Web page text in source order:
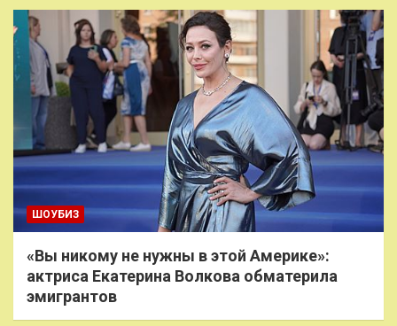
ШОУБИЗ
«Вы никому не нужны в этой Америке»:
актриса Екатерина Волкова обматерила
эмигрантов